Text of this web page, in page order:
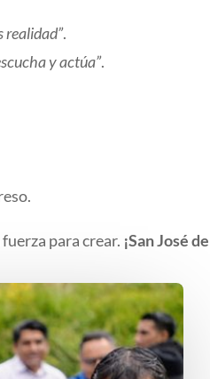
realidad”.
y actúa”.
para crear. ¡San José de